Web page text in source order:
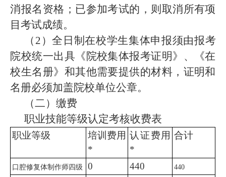
消报名资格；已参加考试的，则取消所有项
目考试成绩。
（2）全日制在校学生集体申报须由报考
院校统一出具《院校集体报考证明》、《在
校生名册》和其他需要提供的材料，证明和
名册必须加盖院校单位公章。
（二）缴费
职业技能等级认定考核收费表
职业等级
培训费用
*
认证费用
*
合计
口腔修复体制作师四级 0 440 440